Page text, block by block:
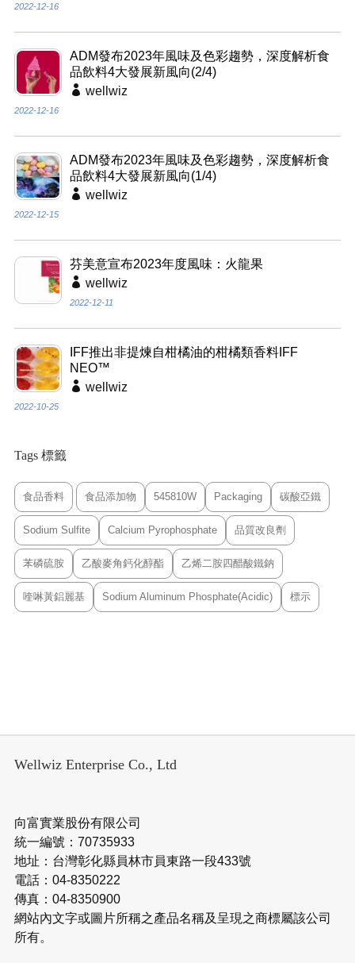
2022-12-16
ADM發布2023年風味及色彩趨勢，深度解析食
品飲料4大發展新風向(2/4)
wellwiz
2022-12-16
ADM發布2023年風味及色彩趨勢，深度解析食
品飲料4大發展新風向(1/4)
wellwiz
2022-12-15
芬美意宣布2023年度風味：火龍果
wellwiz
2022-12-11
IFF推出非提煉自柑橘油的柑橘類香料IFF
NEO™
wellwiz
2022-10-25
Tags 標籤
食品香料 食品添加物 545810W Packaging 碳酸亞鐵
Sodium Sulfite Calcium Pyrophosphate 品質改良劑
苯磷硫胺 乙酸麥角鈣化醇酯 乙烯二胺四醋酸鐵鈉
喹啉黃鋁麗基 Sodium Aluminum Phosphate(Acidic) 標示
Wellwiz Enterprise Co., Ltd
向富實業股份有限公司
統一編號：70735933
地址：台灣彰化縣員林市員東路一段433號
電話：04-8350222
傳真：04-8350900
網站內文字或圖片所稱之產品名稱及呈現之商標屬該公司
所有。